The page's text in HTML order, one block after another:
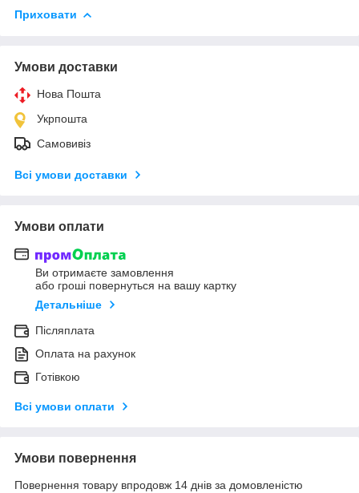
Приховати
Умови доставки
Нова Пошта
Укрпошта
Самовивіз
Всі умови доставки
Умови оплати
Ви отримаєте замовлення
або гроші повернуться на вашу картку
Детальніше
Післяплата
Оплата на рахунок
Готівкою
Всі умови оплати
Умови повернення
Повернення товару впродовж 14 днів за домовленістю